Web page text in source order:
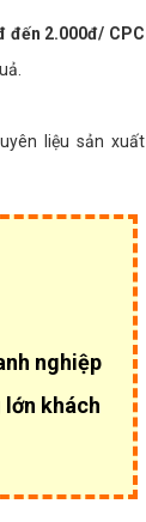
đến 2.000đ/ CPC
liệu sản xuất
nghiệp
lớn khách